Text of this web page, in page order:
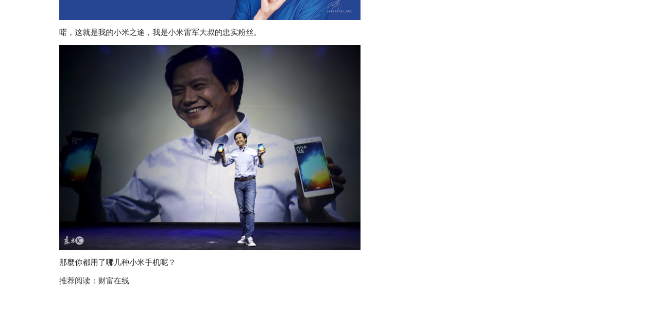
喏，这就是我的小米之途，我是小米雷军大叔的忠实粉丝。
那麼你都用了哪几种小米手机呢？
推荐阅读： 财富在线